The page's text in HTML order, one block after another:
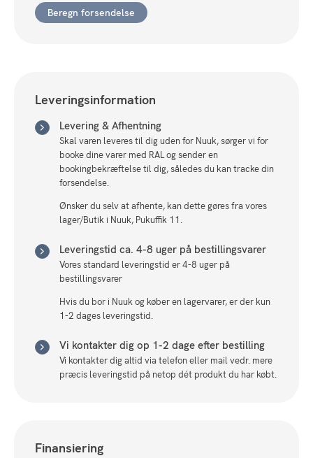
Beregn forsendelse
Leveringsinformation
Levering & Afhentning
Skal varen leveres til dig uden for Nuuk, sørger vi for
booke dine varer med RAL og sender en
bookingbekræftelse til dig, således du kan tracke din
forsendelse.
Ønsker du selv at afhente, kan dette gøres fra vores
lager/Butik i Nuuk, Pukuffik 11.
Leveringstid ca. 4-8 uger på bestillingsvarer
Vores standard leveringstid er 4-8 uger på
bestillingsvarer
Hvis du bor i Nuuk og køber en lagervarer, er der kun
1-2 dages leveringstid.
Vi kontakter dig op 1-2 dage efter bestilling
Vi kontakter dig altid via telefon eller mail vedr. mere
præcis leveringstid på netop dét produkt du har købt.
Finansiering